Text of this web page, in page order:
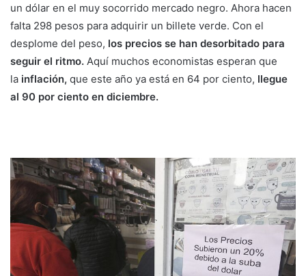
un dólar en el muy socorrido mercado negro. Ahora hacen
falta 298 pesos para adquirir un billete verde. Con el
desplome del peso, los precios se han desorbitado para
seguir el ritmo. Aquí muchos economistas esperan que
la inflación, que este año ya está en 64 por ciento, llegue
al 90 por ciento en diciembre.